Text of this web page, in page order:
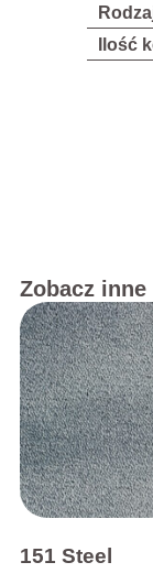
Ilość
Zobacz
151 Steel